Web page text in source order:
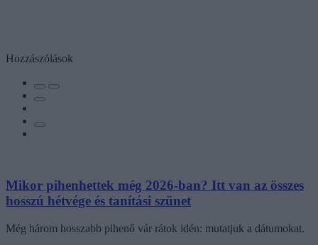
Hozzászólások
Mikor pihenhettek még 2026-ban? Itt van az összes
hosszú hétvége és tanítási szünet
Még három hosszabb pihenő vár rátok idén: mutatjuk a dátumokat.